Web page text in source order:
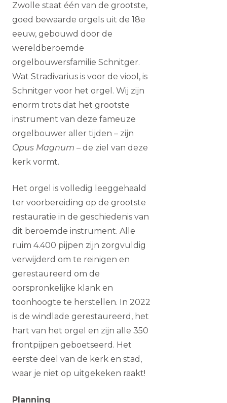
Zwolle staat één van de grootste,
goed bewaarde orgels uit de 18e
eeuw, gebouwd door de
wereldberoemde
orgelbouwersfamilie Schnitger.
Wat Stradivarius is voor de viool, is
Schnitger voor het orgel. Wij zijn
enorm trots dat het grootste
instrument van deze fameuze
orgelbouwer aller tijden – zijn
Opus Magnum – de ziel van deze
kerk vormt.
Het orgel is volledig leeggehaald
ter voorbereiding op de grootste
restauratie in de geschiedenis van
dit beroemde instrument. Alle
ruim 4.400 pijpen zijn zorgvuldig
verwijderd om te reinigen en
gerestaureerd om de
oorspronkelijke klank en
toonhoogte te herstellen. In 2022
is de windlade gerestaureerd, het
hart van het orgel en zijn alle 350
frontpijpen geboetseerd. Het
eerste deel van de kerk en stad,
waar je niet op uitgekeken raakt!
Planning